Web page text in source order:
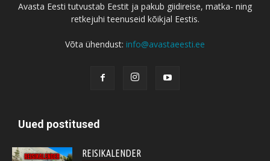
Avasta Eesti tutvustab Eestit ja pakub giidireise, matka- ning
retkejuhi teenuseid kõikjal Eestis.
Võta ühendust: info@avastaeesti.ee
Uued postitused
REISIKALENDER